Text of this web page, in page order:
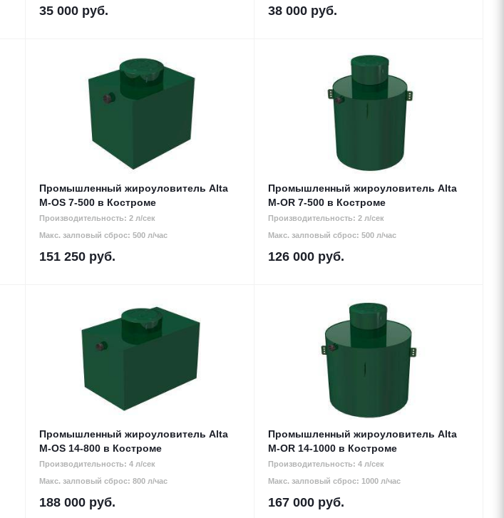
35 000 руб. 38 000 руб.
Промышленный жироуловитель Alta
М-OS 7-500 в Костроме
Производительность: 2 л/сек
Макс. залповый сброс: 500 л/час
151 250 руб.
Промышленный жироуловитель Alta
М-OR 7-500 в Костроме
Производительность: 2 л/сек
Макс. залповый сброс: 500 л/час
126 000 руб.
Промышленный жироуловитель Alta
М-OS 14-800 в Костроме
Производительность: 4 л/сек
Макс. залповый сброс: 800 л/час
188 000 руб.
Промышленный жироуловитель Alta
М-OR 14-1000 в Костроме
Производительность: 4 л/сек
Макс. залповый сброс: 1000 л/час
167 000 руб.